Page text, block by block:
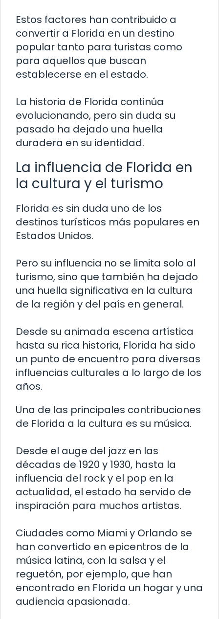
Estos factores han contribuido a
convertir a Florida en un destino
popular tanto para turistas como
para aquellos que buscan
establecerse en el estado.
La historia de Florida continúa
evolucionando, pero sin duda su
pasado ha dejado una huella
duradera en su identidad.
La influencia de Florida en
la cultura y el turismo
Florida es sin duda uno de los
destinos turísticos más populares en
Estados Unidos.
Pero su influencia no se limita solo al
turismo, sino que también ha dejado
una huella significativa en la cultura
de la región y del país en general.
Desde su animada escena artística
hasta su rica historia, Florida ha sido
un punto de encuentro para diversas
influencias culturales a lo largo de los
años.
Una de las principales contribuciones
de Florida a la cultura es su música.
Desde el auge del jazz en las
décadas de 1920 y 1930, hasta la
influencia del rock y el pop en la
actualidad, el estado ha servido de
inspiración para muchos artistas.
Ciudades como Miami y Orlando se
han convertido en epicentros de la
música latina, con la salsa y el
reguetón, por ejemplo, que han
encontrado en Florida un hogar y una
audiencia apasionada.